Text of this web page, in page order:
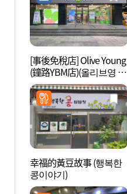
[事後免稅店] Olive Young
(鐘路YBM店)(올리브영 종
로YBM점)
幸福的黃豆故事 (행복한
콩이야기)